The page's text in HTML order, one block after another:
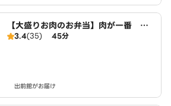
【大盛りお肉のお弁当】肉が一番 萩
野通店
3.4(35) 45分
出前館がお届け